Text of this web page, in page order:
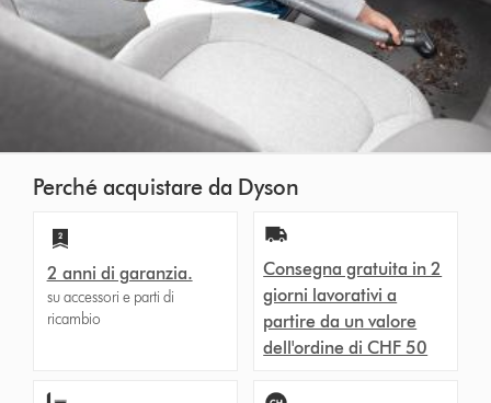
Perché acquistare da Dyson
2 anni di garanzia.
su accessori e parti di
ricambio
Consegna gratuita in 2
giorni lavorativi a
partire da un valore
dell'ordine di CHF 50